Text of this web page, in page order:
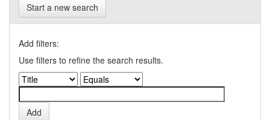
Start a new search
Add filters:
Use filters to refine the search results.